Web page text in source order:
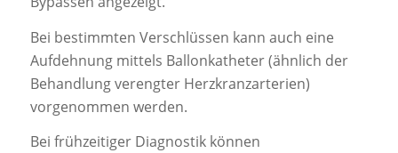
Bei bestimmten Verschlüssen kann auch eine
Aufdehnung mittels Ballonkatheter (ähnlich der
Behandlung verengter Herzkranzarterien)
vorgenommen werden.
Bei frühzeitiger Diagnostik können